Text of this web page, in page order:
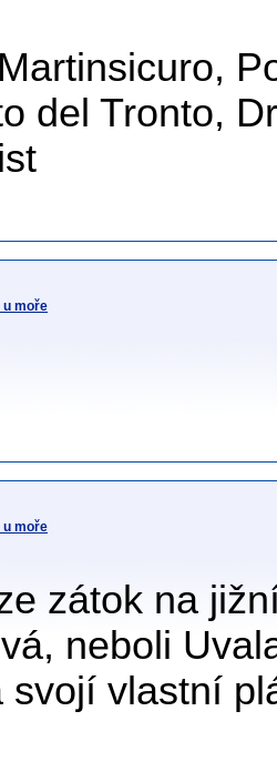
del Tronto,
u moře
u moře
zátok na
neboli
svojí vlastní